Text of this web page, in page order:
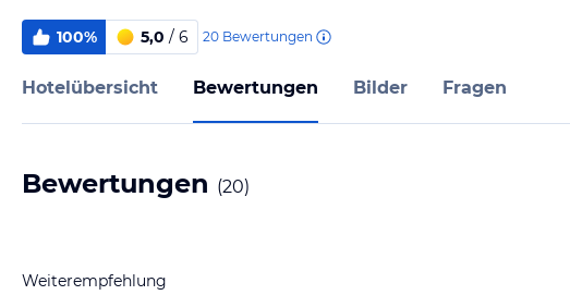
100% 5,0 / 6 20 Bewertungen
Hotelübersicht Bewertungen Bilder Fragen
Bewertungen (20)
Weiterempfehlung